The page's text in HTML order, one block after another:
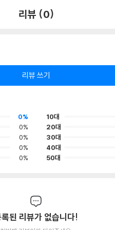
리뷰 (0)
리뷰 쓰기
0%
0%
0%
0%
0%
10대
20대
30대
40대
50대
된 리뷰가 없습니다!